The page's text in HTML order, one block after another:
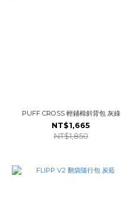
PUFF CROSS 輕鋪棉斜背包 灰綠
NT$1,665
NT$1,850